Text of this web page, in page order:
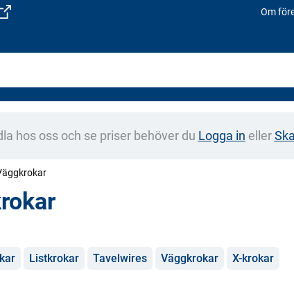
Om
hos oss och se priser behöver du Logga in eller
Listkrokar Tavelwires Väggkrokar X-krokar